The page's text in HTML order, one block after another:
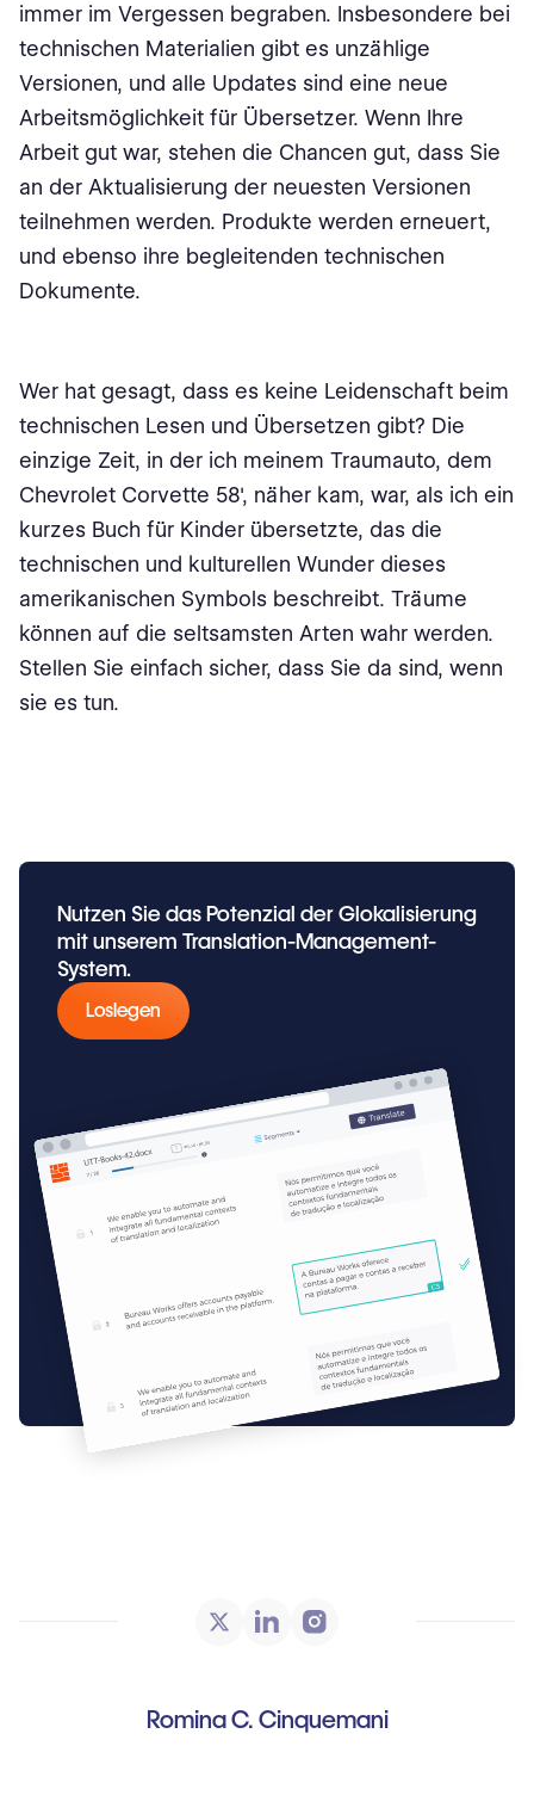
immer im Vergessen begraben. Insbesondere bei
technischen Materialien gibt es unzählige
Versionen, und alle Updates sind eine neue
Arbeitsmöglichkeit für Übersetzer. Wenn Ihre
Arbeit gut war, stehen die Chancen gut, dass Sie
an der Aktualisierung der neuesten Versionen
teilnehmen werden. Produkte werden erneuert,
und ebenso ihre begleitenden technischen
Dokumente.
Wer hat gesagt, dass es keine Leidenschaft beim
technischen Lesen und Übersetzen gibt? Die
einzige Zeit, in der ich meinem Traumauto, dem
Chevrolet Corvette 58', näher kam, war, als ich ein
kurzes Buch für Kinder übersetzte, das die
technischen und kulturellen Wunder dieses
amerikanischen Symbols beschreibt. Träume
können auf die seltsamsten Arten wahr werden.
Stellen Sie einfach sicher, dass Sie da sind, wenn
sie es tun.
Nutzen Sie das Potenzial der Glokalisierung
mit unserem Translation-Management-
System.
Loslegen
Romina C. Cinquemani